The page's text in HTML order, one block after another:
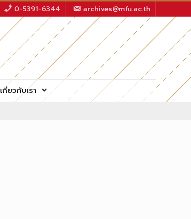
0-5391-6344 archives@mfu.ac.th
เกี่ยวกับเรา